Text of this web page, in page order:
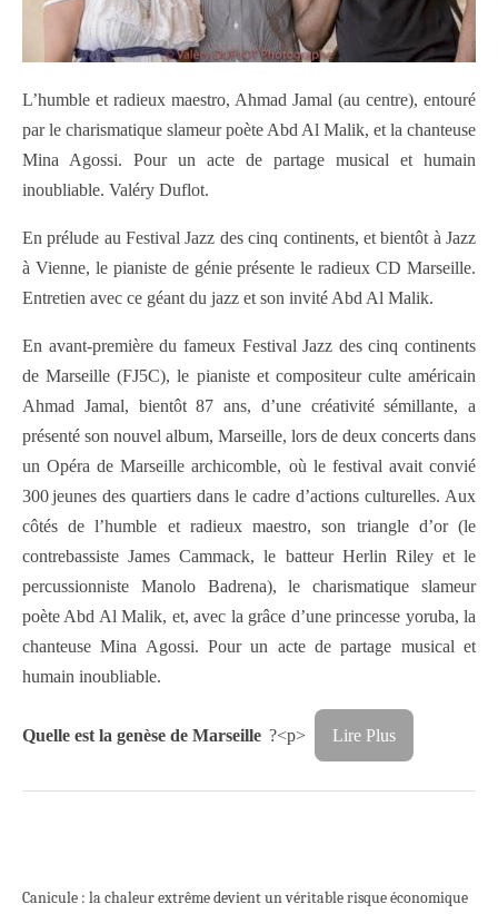
L’humble et radieux maestro, Ahmad Jamal (au centre), entouré
par le charismatique slameur poète Abd Al Malik, et la chanteuse
Mina Agossi. Pour un acte de partage musical et humain
inoubliable. Valéry Duflot.
En prélude au Festival Jazz des cinq continents, et bientôt à Jazz
à Vienne, le pianiste de génie présente le radieux CD Marseille.
Entretien avec ce géant du jazz et son invité Abd Al Malik.
En avant-première du fameux Festival Jazz des cinq continents
de Marseille (FJ5C), le pianiste et compositeur culte américain
Ahmad Jamal, bientôt 87 ans, d’une créativité sémillante, a
présenté son nouvel album, Marseille, lors de deux concerts dans
un Opéra de Marseille archicomble, où le festival avait convié
300 jeunes des quartiers dans le cadre d’actions culturelles. Aux
côtés de l’humble et radieux maestro, son triangle d’or (le
contrebassiste James Cammack, le batteur Herlin Riley et le
percussionniste Manolo Badrena), le charismatique slameur
poète Abd Al Malik, et, avec la grâce d’une princesse yoruba, la
chanteuse Mina Agossi. Pour un acte de partage musical et
humain inoubliable.
Quelle est la genèse de Marseille ?<p> Lire Plus
Canicule : la chaleur extrême devient un véritable risque économique